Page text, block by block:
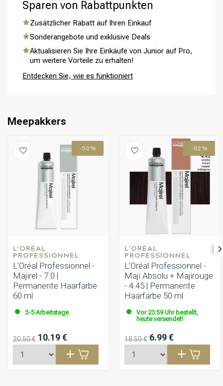
Umformung CombiDeals
Sparen von Rabattpunkten
Zusätzlicher Rabatt auf Ihren Einkauf
Sonderangebote und exklusive Deals
Aktualisieren Sie Ihre Einkäufe von Junior auf Pro,
um weitere Vorteile zu erhalten!
Entdecken Sie, wie es funktioniert
Meepakkers
-50%
L'ORÉAL
PROFESSIONNEL
L’Oréal Professionnel -
Majirel - 7.0 |
Permanente Haarfarbe
60 ml
3-5 Arbeitstage
20.50 € 10.19 €
-62%
L'ORÉAL
PROFESSIONNEL
L’Oréal Professionnel -
Maji Absolu + Majirouge
- 4.45 | Permanente
Haarfarbe 50 ml
Vor 23:59 Uhr bestellt,
heute versendet!
18.50 € 6.99 €